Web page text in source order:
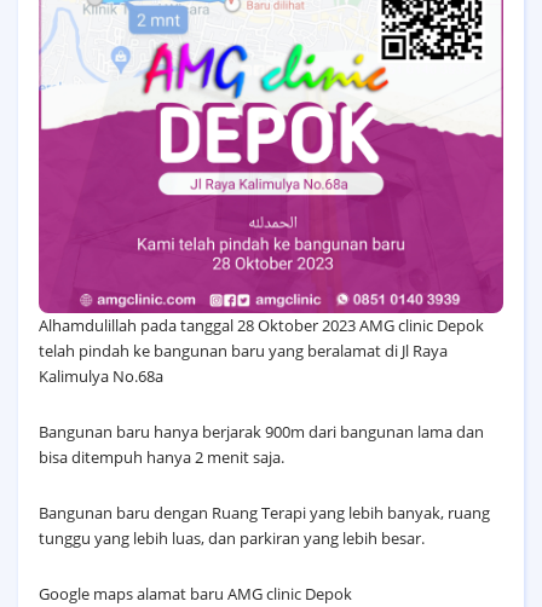
Alhamdulillah pada tanggal 28 Oktober 2023 AMG clinic Depok
telah pindah ke bangunan baru yang beralamat di Jl Raya
Kalimulya No.68a
Bangunan baru hanya berjarak 900m dari bangunan lama dan
bisa ditempuh hanya 2 menit saja.
Bangunan baru dengan Ruang Terapi yang lebih banyak, ruang
tunggu yang lebih luas, dan parkiran yang lebih besar.
Google maps alamat baru AMG clinic Depok